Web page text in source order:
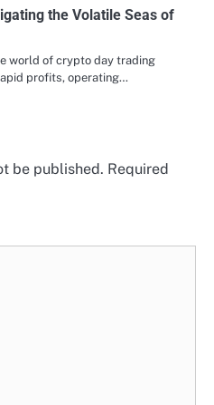
the Volatile Seas of
world of crypto day trading
profits, operating…
be published. Required